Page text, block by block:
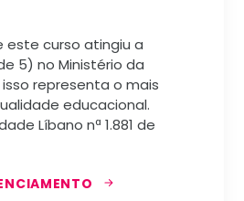
este curso atingiu a
5) no Ministério da
isso representa o mais
educacional.
Líbano nª 1.881 de